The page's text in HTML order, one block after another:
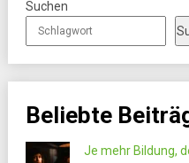
Suchen
Beliebte
Je mehr Bildung,